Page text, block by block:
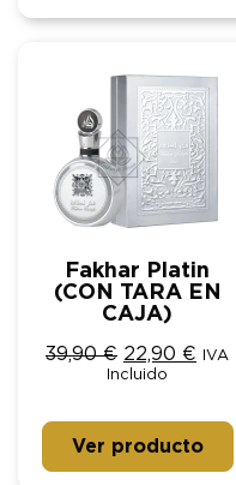
Fakhar Platin
(CON TARA EN
CAJA)
39,90€ 22,90 €
IVA
Incluido
Ver producto